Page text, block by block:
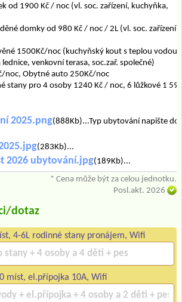
od 1900 Kč / noc (vl. soc. zařízení, kuchyňka,
domky od 980 Kč / noc / 2L (vl. soc. zařízení,
1500Kč/noc (kuchyňský kout s teplou vodou,
venkovní terasa, soc.zař. společné)
noc, Obytné auto 250Kč/noc
stany pro 4 osoby 1240 Kč / noc, 6 lůžkové 1
2025.png(888Kb)...Typ ubytování napište do
(283Kb)...
2026 ubytování.jpg(189Kb)...
* Cena může být za celou jednotku.
Posl.akt. 2026
dotaz
4-6L rodinné stany pronájem, Wifi
míst, el.přípojka 10A, Wifi